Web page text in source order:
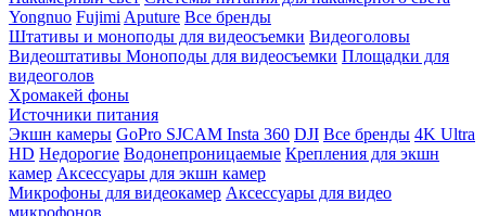
Yongnuo Fujimi Aputure Все бренды
Штативы и моноподы для видеосъемки Видеоголовы
Видеоштативы Моноподы для видеосъемки Площадки для
видеоголов
Хромакей фоны
Источники питания
Экшн камеры GoPro SJCAM Insta 360 DJI Все бренды 4K Ultra
HD Недорогие Водонепроницаемые Крепления для экшн
камер Аксессуары для экшн камер
Микрофоны для видеокамер Аксессуары для видео
микрофонов